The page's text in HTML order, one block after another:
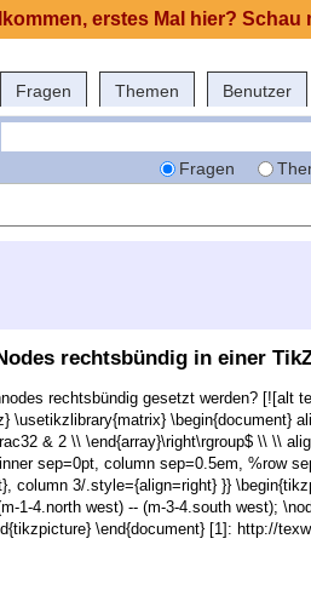
Fragen Themen Benutzer
Fragen
rechtsbündig in einer
rechtsbündig gesetzt werden? [![alt
\usetikzlibrary{matrix} \begin{document}
& 2 \\ \end{array}\right\rgroup$ \\ \\
sep=0pt, column sep=0.5em, %row
column 3/.style={align=right} }}
1-4.north west) -- (m-3-4.south west);
\end{document} [1]: http://
erstes Mal hier? Schau